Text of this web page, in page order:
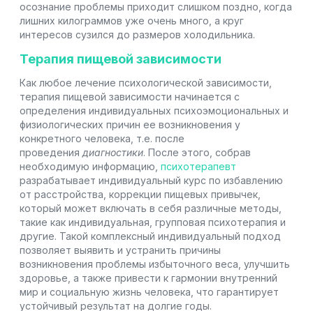
осознание проблемы приходит слишком поздно, когда
лишних килограммов уже очень много, а круг
интересов сузился до размеров холодильника.
Терапия пищевой зависимости
Как любое лечение психологической зависимости,
терапия пищевой зависимости начинается с
определения индивидуальных психоэмоциональных и
физиологических причин ее возникновения у
конкретного человека, т.е. после
проведения диагностики. После этого, собрав
необходимую информацию, психотерапевт
разрабатывает индивидуальный курс по избавлению
от расстройства, коррекции пищевых привычек,
который может включать в себя различные методы,
такие как индивидуальная, групповая психотерапия и
другие. Такой комплексный индивидуальный подход
позволяет выявить и устранить причины
возникновения проблемы избыточного веса, улучшить
здоровье, а также привести к гармонии внутренний
мир и социальную жизнь человека, что гарантирует
устойчивый результат на долгие годы.